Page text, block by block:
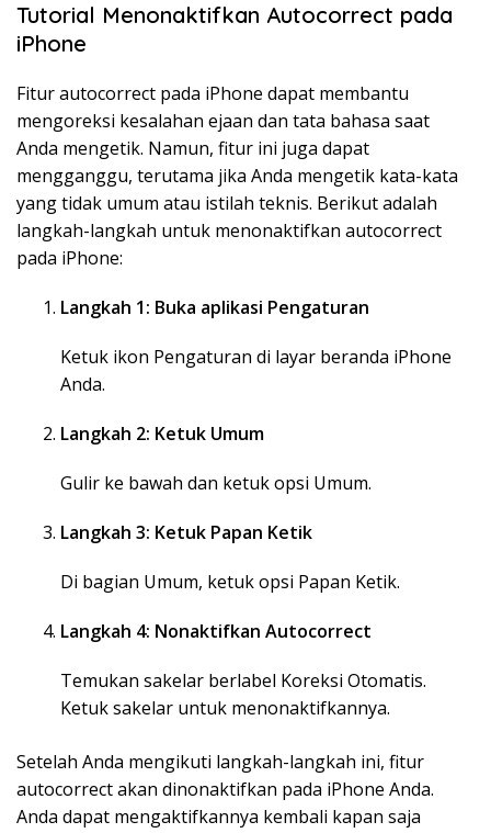
Tutorial Menonaktifkan Autocorrect pada
iPhone
Fitur autocorrect pada iPhone dapat membantu
mengoreksi kesalahan ejaan dan tata bahasa saat
Anda mengetik. Namun, fitur ini juga dapat
mengganggu, terutama jika Anda mengetik kata-kata
yang tidak umum atau istilah teknis. Berikut adalah
langkah-langkah untuk menonaktifkan autocorrect
pada iPhone:
Langkah 1: Buka aplikasi Pengaturan
Ketuk ikon Pengaturan di layar beranda iPhone
Anda.
Langkah 2: Ketuk Umum
Gulir ke bawah dan ketuk opsi Umum.
Langkah 3: Ketuk Papan Ketik
Di bagian Umum, ketuk opsi Papan Ketik.
Langkah 4: Nonaktifkan Autocorrect
Temukan sakelar berlabel Koreksi Otomatis.
Ketuk sakelar untuk menonaktifkannya.
Setelah Anda mengikuti langkah-langkah ini, fitur
autocorrect akan dinonaktifkan pada iPhone Anda.
Anda dapat mengaktifkannya kembali kapan saja